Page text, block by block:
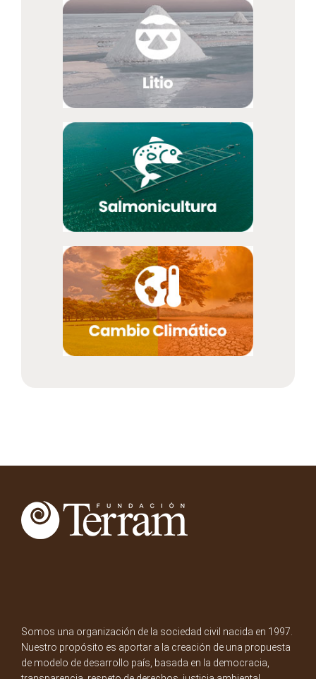
Somos una organización de la sociedad civil nacida en 1997.
Nuestro propósito es aportar a la creación de una propuesta
de modelo de desarrollo país, basada en la democracia,